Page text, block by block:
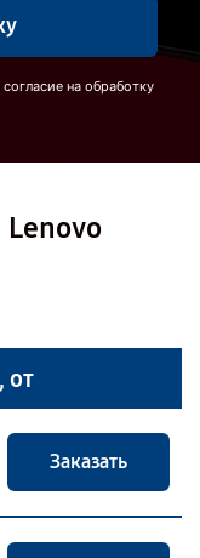
на обработку
от
Заказать